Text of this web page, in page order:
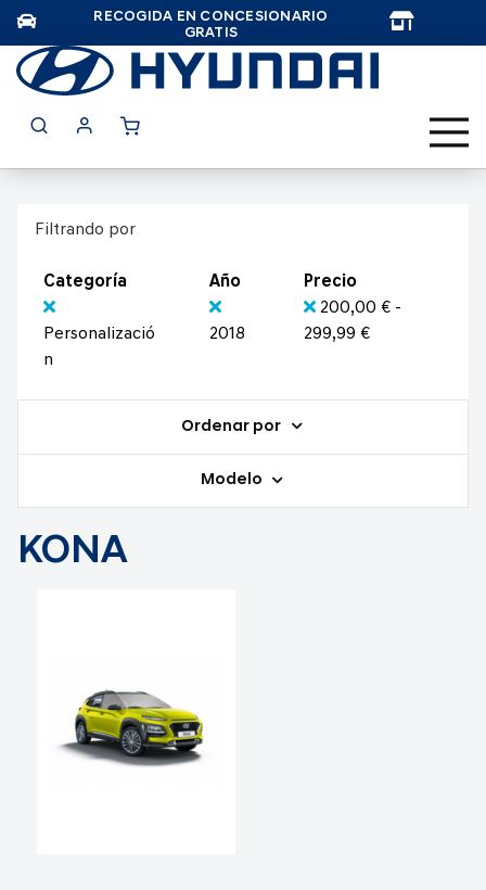
RECOGIDA EN CONCESIONARIO
GRATIS
Filtrando por
Categoría
Personalizació
n
Año
2018
Precio
200,00 € -
299,99 €
Ordenar por
Modelo
KONA